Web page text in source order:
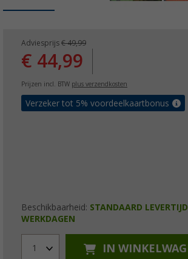
Adviesprijs € 49,99
€ 44,99
Prijzen incl. BTW plus verzendkosten
Verzeker tot 5% voordeelkaartbonus
Beschikbaarheid: STANDAARD
WERKDAGEN
1 IN